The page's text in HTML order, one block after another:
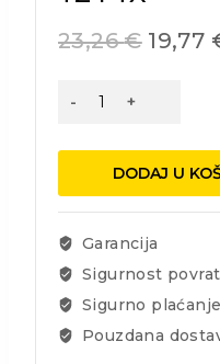
23,26€ 19,77
Rubi
za
seriju
i
TX
količina
DODAJ U
Garancija
Sigurnost
Sigurno plaćanje
Pouzdana